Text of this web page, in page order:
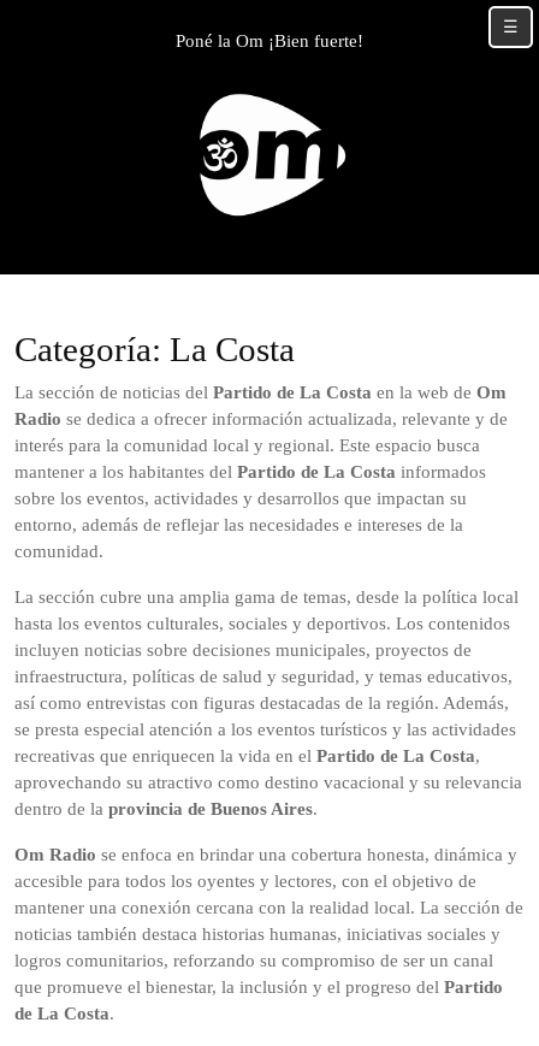
Poné la Om ¡Bien fuerte!
Categoría: La Costa
La sección de noticias del Partido de La Costa en la web de Om
Radio se dedica a ofrecer información actualizada, relevante y de
interés para la comunidad local y regional. Este espacio busca
mantener a los habitantes del Partido de La Costa informados
sobre los eventos, actividades y desarrollos que impactan su
entorno, además de reflejar las necesidades e intereses de la
comunidad.
La sección cubre una amplia gama de temas, desde la política local
hasta los eventos culturales, sociales y deportivos. Los contenidos
incluyen noticias sobre decisiones municipales, proyectos de
infraestructura, políticas de salud y seguridad, y temas educativos,
así como entrevistas con figuras destacadas de la región. Además,
se presta especial atención a los eventos turísticos y las actividades
recreativas que enriquecen la vida en el Partido de La Costa,
aprovechando su atractivo como destino vacacional y su relevancia
dentro de la provincia de Buenos Aires.
Om Radio se enfoca en brindar una cobertura honesta, dinámica y
accesible para todos los oyentes y lectores, con el objetivo de
mantener una conexión cercana con la realidad local. La sección de
noticias también destaca historias humanas, iniciativas sociales y
logros comunitarios, reforzando su compromiso de ser un canal
que promueve el bienestar, la inclusión y el progreso del Partido
de La Costa.
☰